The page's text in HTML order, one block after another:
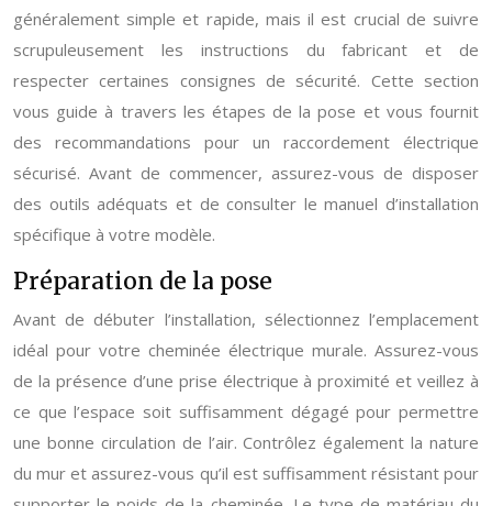
généralement simple et rapide, mais il est crucial de suivre
scrupuleusement les instructions du fabricant et de
respecter certaines consignes de sécurité. Cette section
vous guide à travers les étapes de la pose et vous fournit
des recommandations pour un raccordement électrique
sécurisé. Avant de commencer, assurez-vous de disposer
des outils adéquats et de consulter le manuel d’installation
spécifique à votre modèle.
Préparation de la pose
Avant de débuter l’installation, sélectionnez l’emplacement
idéal pour votre cheminée électrique murale. Assurez-vous
de la présence d’une prise électrique à proximité et veillez à
ce que l’espace soit suffisamment dégagé pour permettre
une bonne circulation de l’air. Contrôlez également la nature
du mur et assurez-vous qu’il est suffisamment résistant pour